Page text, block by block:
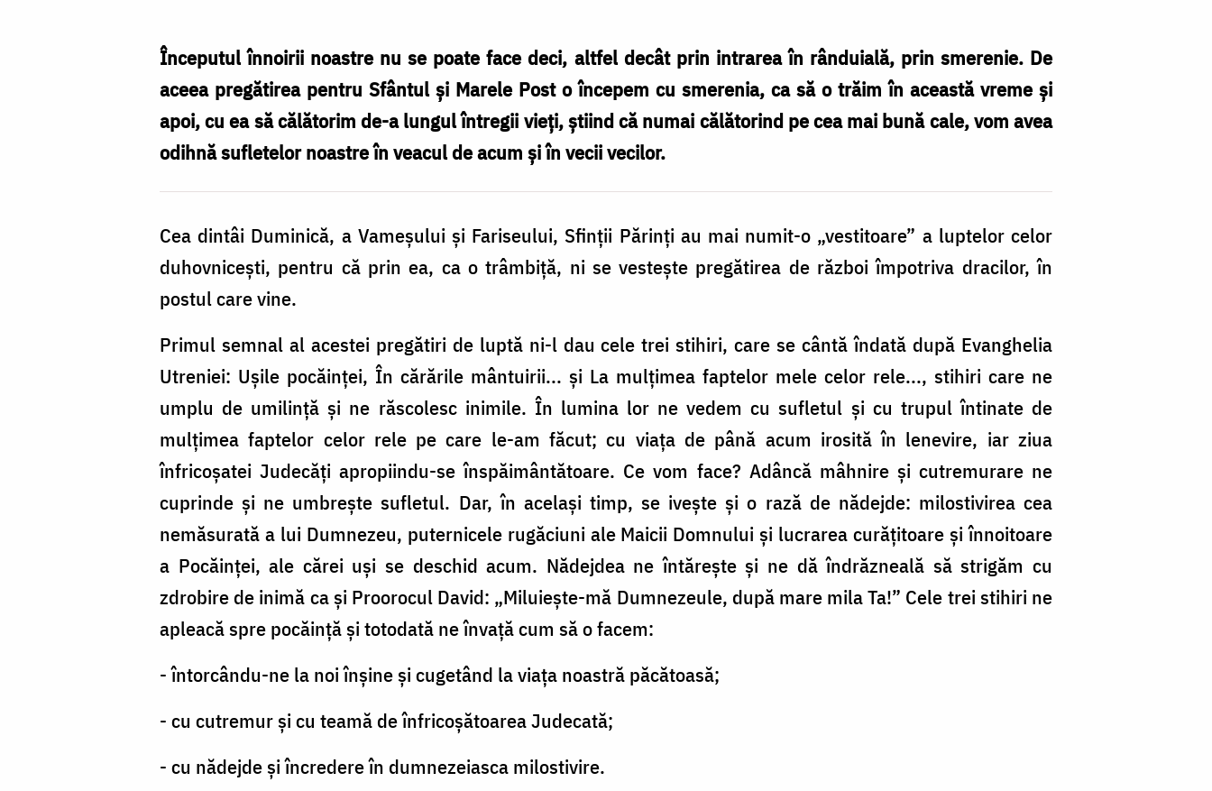
Începutul înnoirii noastre nu se poate face deci, altfel decât prin intrarea în rânduială, prin smerenie. De
aceea pregătirea pentru Sfântul și Marele Post o începem cu smerenia, ca să o trăim în această vreme și
apoi, cu ea să călătorim de-a lungul întregii vieți, știind că numai călătorind pe cea mai bună cale, vom avea
odihnă sufletelor noastre în veacul de acum și în vecii vecilor.
Cea dintâi Duminică, a Vameșului și Fariseului, Sfinții Părinți au mai numit-o „vestitoare” a luptelor celor
duhovnicești, pentru că prin ea, ca o trâmbiță, ni se vestește pregătirea de război împotriva dracilor, în
postul care vine.
Primul semnal al acestei pregătiri de luptă ni-l dau cele trei stihiri, care se cântă îndată după Evanghelia
Utreniei: Ușile pocăinței, În cărările mântuirii... și La mulțimea faptelor mele celor rele..., stihiri care ne
umplu de umilință și ne răscolesc inimile. În lumina lor ne vedem cu sufletul și cu trupul întinate de
mulțimea faptelor celor rele pe care le-am făcut; cu viața de până acum irosită în lenevire, iar ziua
înfricoșatei Judecăți apropiindu-se înspăimântătoare. Ce vom face? Adâncă mâhnire și cutremurare ne
cuprinde și ne umbrește sufletul. Dar, în același timp, se ivește și o rază de nădejde: milostivirea cea
nemăsurată a lui Dumnezeu, puternicele rugăciuni ale Maicii Domnului și lucrarea curățitoare și înnoitoare
a Pocăinței, ale cărei uși se deschid acum. Nădejdea ne întărește și ne dă îndrăzneală să strigăm cu
zdrobire de inimă ca și Proorocul David: „Miluiește-mă Dumnezeule, după mare mila Ta!” Cele trei stihiri ne
apleacă spre pocăință și totodată ne învață cum să o facem:
- întorcându-ne la noi înșine și cugetând la viața noastră păcătoasă;
- cu cutremur și cu teamă de înfricoșătoarea Judecată;
- cu nădejde și încredere în dumnezeiasca milostivire.